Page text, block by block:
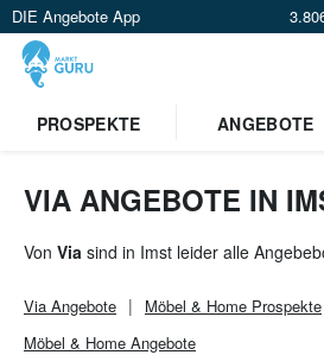
DIE Angebote App
PROSPEKTE
ANGEBOTE
VIA ANGEBOTE IN
Von Via sind in Imst leider alle
Via Angebote Möbel & Home Prospekte
Möbel & Home Angebote